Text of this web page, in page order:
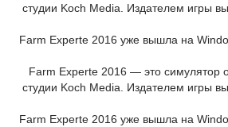
студии Koch Media. Издателем игры
Farm Experte 2016 уже вышла на
Farm Experte 2016 — это симулятор
студии Koch Media. Издателем игры
Farm Experte 2016 уже вышла на